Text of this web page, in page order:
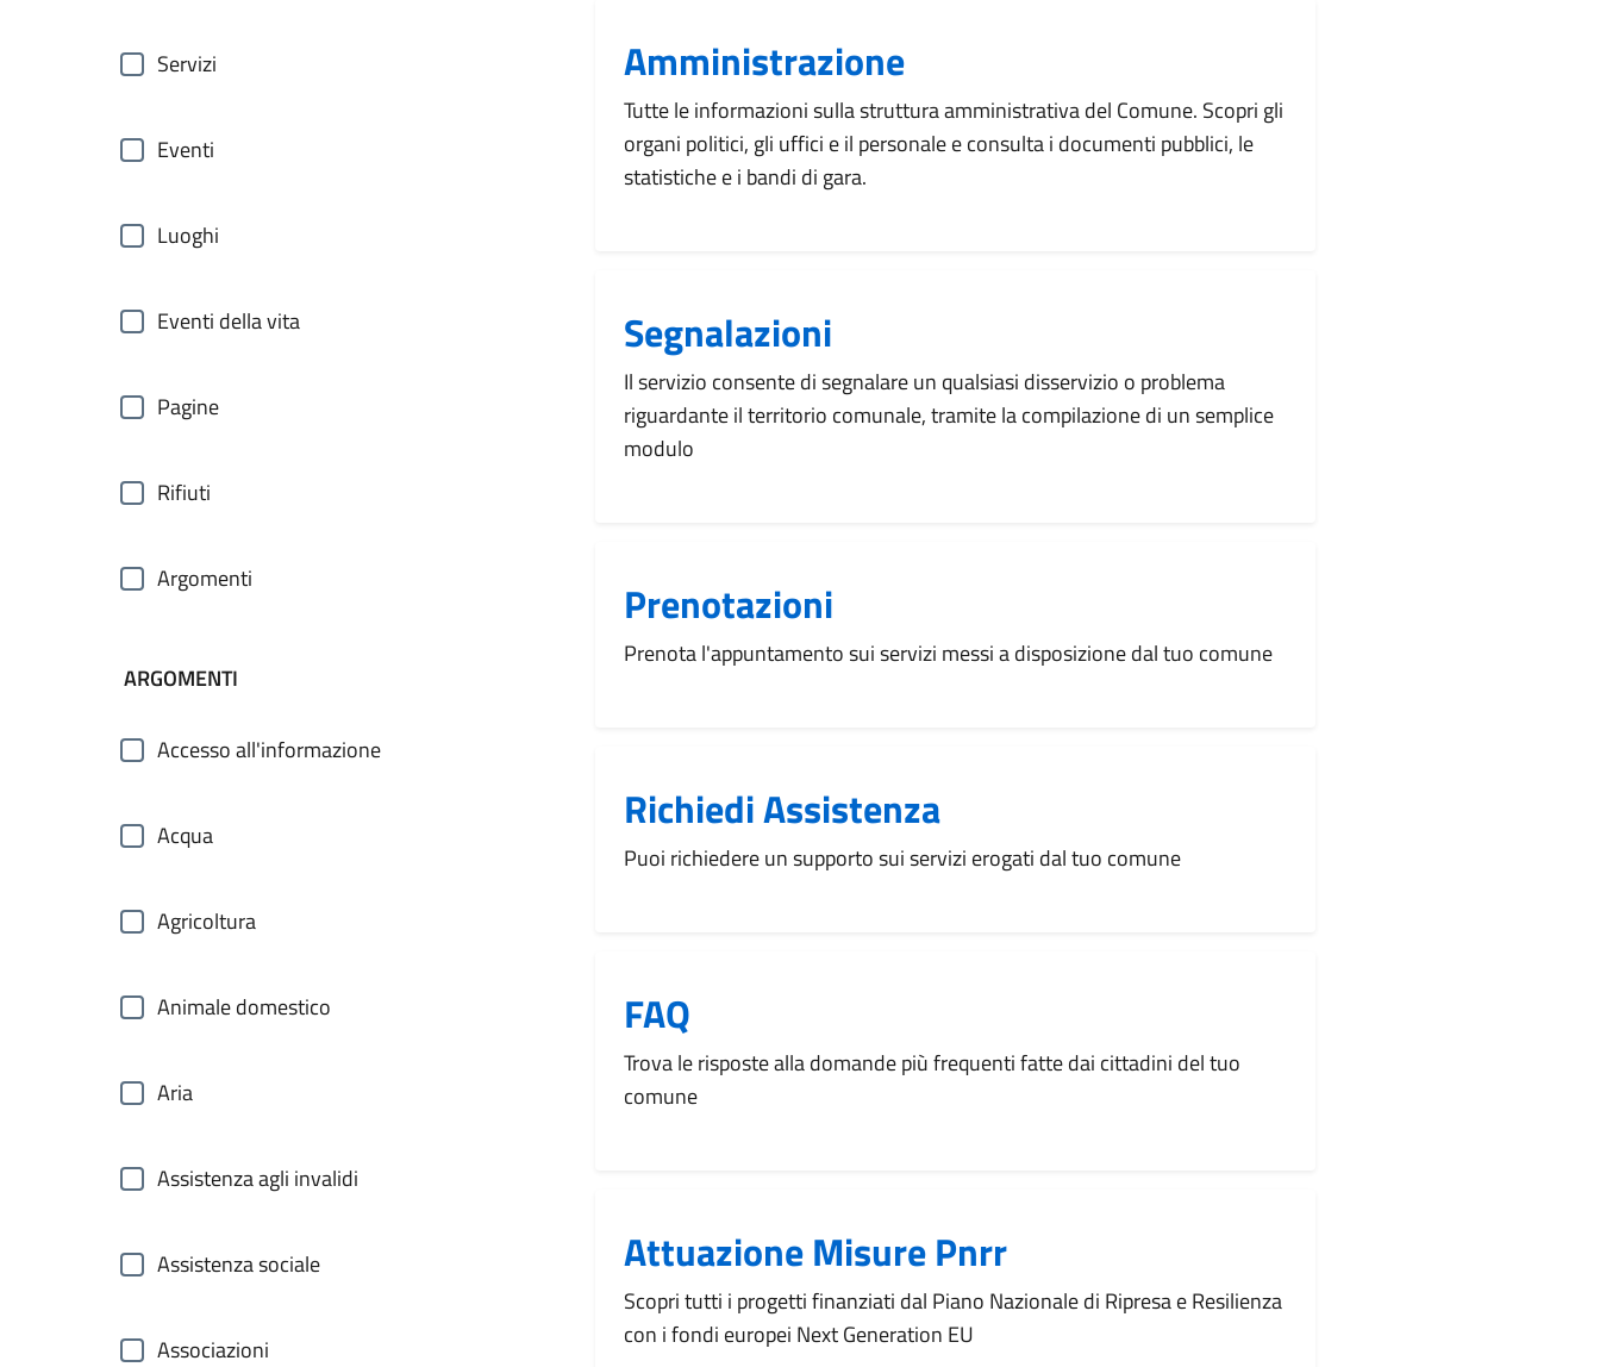
Servizi
Eventi
Luoghi
Eventi della vita
Pagine
Rifiuti
Argomenti
ARGOMENTI
Accesso all'informazione
Acqua
Agricoltura
Animale domestico
Aria
Assistenza agli invalidi
Assistenza sociale
Associazioni
Amministrazione
Tutte le informazioni sulla struttura amministrativa del Comune. Scopri gli
organi politici, gli uffici e il personale e consulta i documenti pubblici, le
statistiche e i bandi di gara.
Segnalazioni
Il servizio consente di segnalare un qualsiasi disservizio o problema
riguardante il territorio comunale, tramite la compilazione di un semplice
modulo
Prenotazioni
Prenota l'appuntamento sui servizi messi a disposizione dal tuo comune
Richiedi Assistenza
Puoi richiedere un supporto sui servizi erogati dal tuo comune
FAQ
Trova le risposte alla domande più frequenti fatte dai cittadini del tuo
comune
Attuazione Misure Pnrr
Scopri tutti i progetti finanziati dal Piano Nazionale di Ripresa e Resilienza
con i fondi europei Next Generation EU